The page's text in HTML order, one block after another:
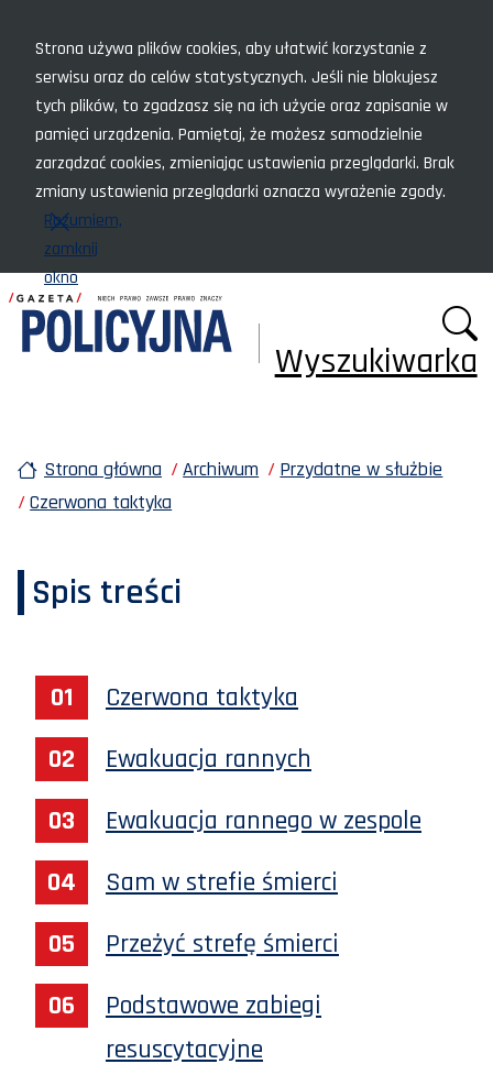
Strona używa plików cookies, aby ułatwić korzystanie z
serwisu oraz do celów statystycznych. Jeśli nie blokujesz
tych plików, to zgadzasz się na ich użycie oraz zapisanie w
pamięci urządzenia. Pamiętaj, że możesz samodzielnie
zarządzać cookies, zmieniając ustawienia przeglądarki. Brak
zmiany ustawienia przeglądarki oznacza wyrażenie zgody.
Rozumiem,
zamknij
okno
Wyszukiwarka
Strona główna Archiwum
Przydatne w służbie
Czerwona taktyka
Spis treści
Czerwona taktyka
Ewakuacja rannych
Ewakuacja rannego w zespole
Sam w strefie śmierci
Przeżyć strefę śmierci
Podstawowe zabiegi
resuscytacyjne